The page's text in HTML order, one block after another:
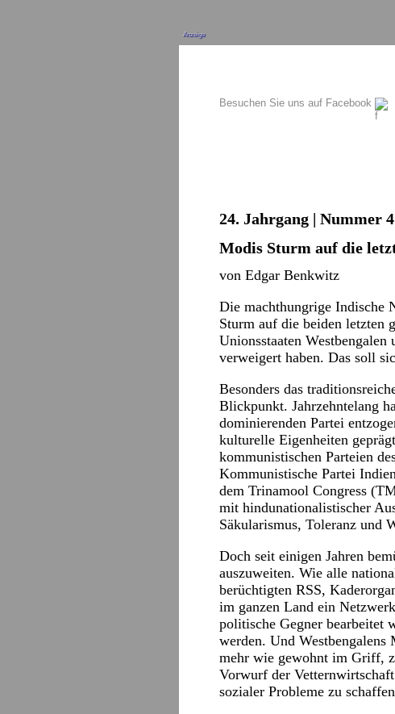
Anzeige
Besuchen Sie uns auf Facebook
24. Jahrgang | Nummer
Modis Sturm auf die
von Edgar Benkwitz
Die machthungrige Indische
Sturm auf die beiden letzten
Unionsstaaten
verweigert haben. Das soll
Besonders das
Blickpunkt. Jahrzehntelang
dominierenden Partei
kulturelle Eigenheiten
kommunistischen Parteien
Kommunistische Partei
dem Trinamool Congress
mit hindunationalistischer
Säkularismus, Toleranz und
Doch seit einigen Jahren
auszuweiten. Wie alle
berüchtigten RSS,
im ganzen Land ein
politische Gegner bearbeitet
werden. Und
mehr wie gewohnt im Griff,
Vorwurf der
sozialer Probleme zu